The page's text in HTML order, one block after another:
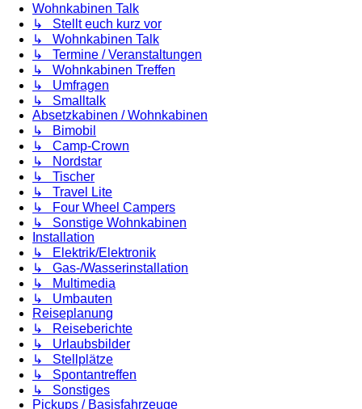
Wohnkabinen Talk
↳ Stellt euch kurz vor
↳ Wohnkabinen Talk
↳ Termine / Veranstaltungen
↳ Wohnkabinen Treffen
↳ Umfragen
↳ Smalltalk
Absetzkabinen / Wohnkabinen
↳ Bimobil
↳ Camp-Crown
↳ Nordstar
↳ Tischer
↳ Travel Lite
↳ Four Wheel Campers
↳ Sonstige Wohnkabinen
Installation
↳ Elektrik/Elektronik
↳ Gas-/Wasserinstallation
↳ Multimedia
↳ Umbauten
Reiseplanung
↳ Reiseberichte
↳ Urlaubsbilder
↳ Stellplätze
↳ Spontantreffen
↳ Sonstiges
Pickups / Basisfahrzeuge